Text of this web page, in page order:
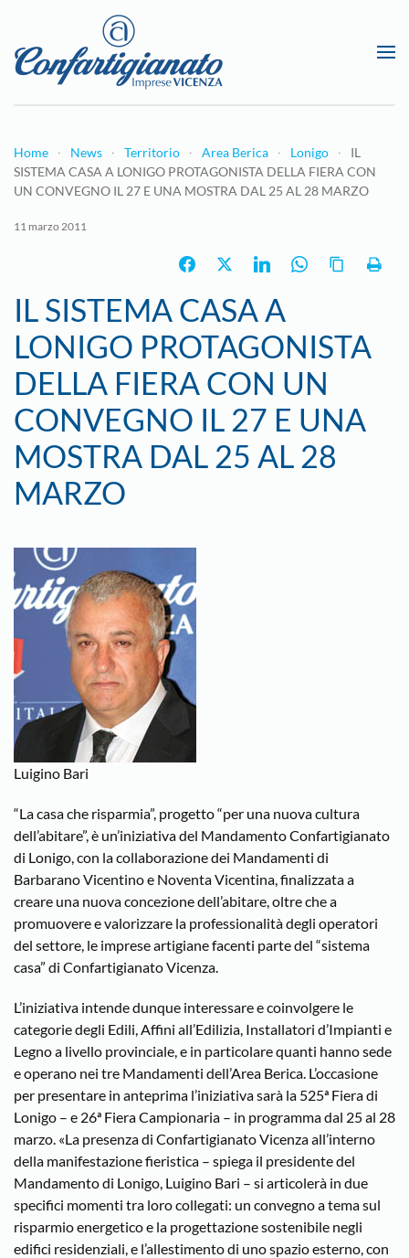
Passa al contenuto principale
Home News Territorio Area Berica Lonigo
IL
SISTEMA CASA A LONIGO PROTAGONISTA DELLA FIERA CON
UN CONVEGNO IL 27 E UNA MOSTRA DAL 25 AL 28 MARZO
11 marzo 2011
IL SISTEMA CASA A
LONIGO PROTAGONISTA
DELLA FIERA CON UN
CONVEGNO IL 27 E UNA
MOSTRA DAL 25 AL 28
MARZO
Luigino Bari
“La casa che risparmia”, progetto “per una nuova cultura
dell’abitare”, è un’iniziativa del Mandamento Confartigianato
di Lonigo, con la collaborazione dei Mandamenti di
Barbarano Vicentino e Noventa Vicentina, finalizzata a
creare una nuova concezione dell’abitare, oltre che a
promuovere e valorizzare la professionalità degli operatori
del settore, le imprese artigiane facenti parte del “sistema
casa” di Confartigianato Vicenza.
L’iniziativa intende dunque interessare e coinvolgere le
categorie degli Edili, Affini all’Edilizia, Installatori d’Impianti e
Legno a livello provinciale, e in particolare quanti hanno sede
e operano nei tre Mandamenti dell’Area Berica. L’occasione
per presentare in anteprima l’iniziativa sarà la 525ª Fiera di
Lonigo – e 26ª Fiera Campionaria – in programma dal 25 al 28
marzo. «La presenza di Confartigianato Vicenza all’interno
della manifestazione fieristica – spiega il presidente del
Mandamento di Lonigo, Luigino Bari – si articolerà in due
specifici momenti tra loro collegati: un convegno a tema sul
risparmio energetico e la progettazione sostenibile negli
edifici residenziali, e l’allestimento di uno spazio esterno, con